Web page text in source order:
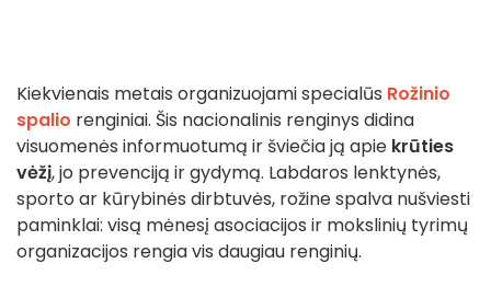
Kiekvienais metais organizuojami specialūs Rožinio
spalio renginiai. Šis nacionalinis renginys didina
visuomenės informuotumą ir šviečia ją apie krūties
vėžį, jo prevenciją ir gydymą. Labdaros lenktynės,
sporto ar kūrybinės dirbtuvės, rožine spalva nušviesti
paminklai: visą mėnesį asociacijos ir mokslinių tyrimų
organizacijos rengia vis daugiau renginių.